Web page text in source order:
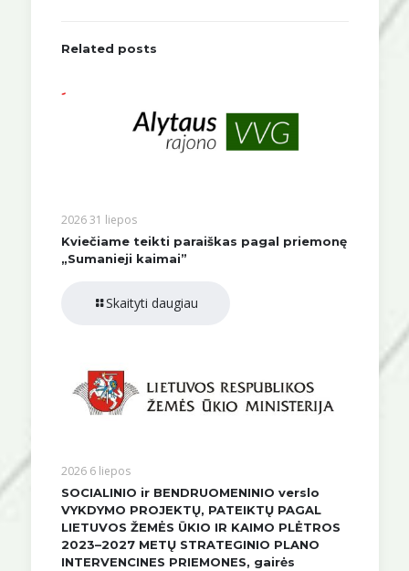
Related posts
2026 31 liepos
Kviečiame teikti paraiškas pagal priemonę
„Sumanieji kaimai”
Skaityti daugiau
2026 6 liepos
SOCIALINIO ir BENDRUOMENINIO verslo
VYKDYMO PROJEKTŲ, PATEIKTŲ PAGAL
LIETUVOS ŽEMĖS ŪKIO IR KAIMO PLĖTROS
2023–2027 METŲ STRATEGINIO PLANO
INTERVENCINES PRIEMONES, gairės